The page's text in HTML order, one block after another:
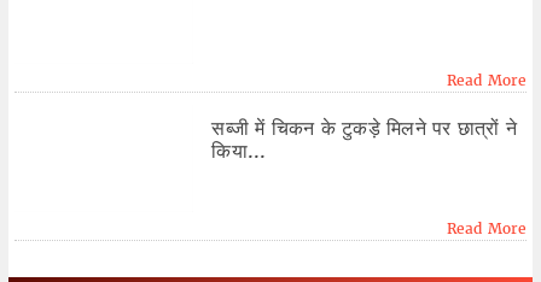
Read More
सब्जी में चिकन के टुकड़े मिलने पर छात्रों ने
किया...
Read More